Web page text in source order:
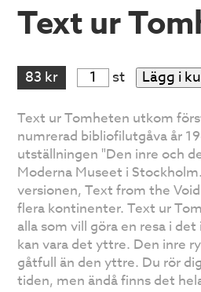
Text ur
83 kr st Lägg i
Text ur Tomheten utkom
numrerad bibliofilutgåva år
utställningen "Den inre och
Moderna Museet i
versionen, Text from the
flera kontinenter. Text ur
alla som vill göra en resa i
kan vara det yttre. Den inre
gåtfull än den yttre. Du rör
tiden, men ändå finns det